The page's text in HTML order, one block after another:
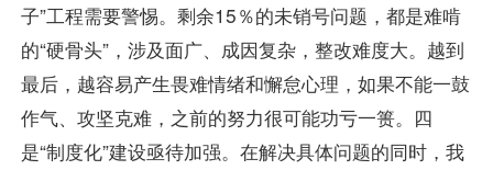
子”工程需要警惕。剩余15％的未销号问题，都是难啃
的“硬骨头”，涉及面广、成因复杂，整改难度大。越到
最后，越容易产生畏难情绪和懈怠心理，如果不能一鼓
作气、攻坚克难，之前的努力很可能功亏一篑。四
是“制度化”建设亟待加强。在解决具体问题的同时，我